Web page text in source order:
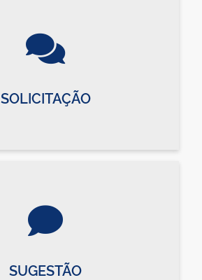
SOLICITAÇÃO
SUGESTÃO